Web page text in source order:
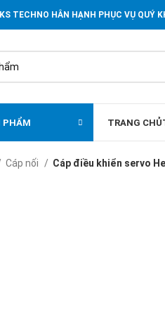
KS TECHNO HÂN HẠNH PHỤC VỤ QUÝ
PHẨM TRANG CHỦ
Cáp nối Cáp điều khiển servo